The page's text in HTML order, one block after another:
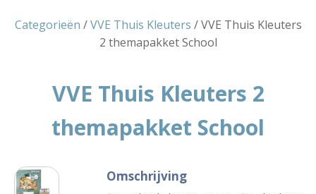
Categorieën /VVE Thuis Kleuters / VVE Thuis Kleuters
2 themapakket School
VVE Thuis Kleuters 2
themapakket School
Omschrijving